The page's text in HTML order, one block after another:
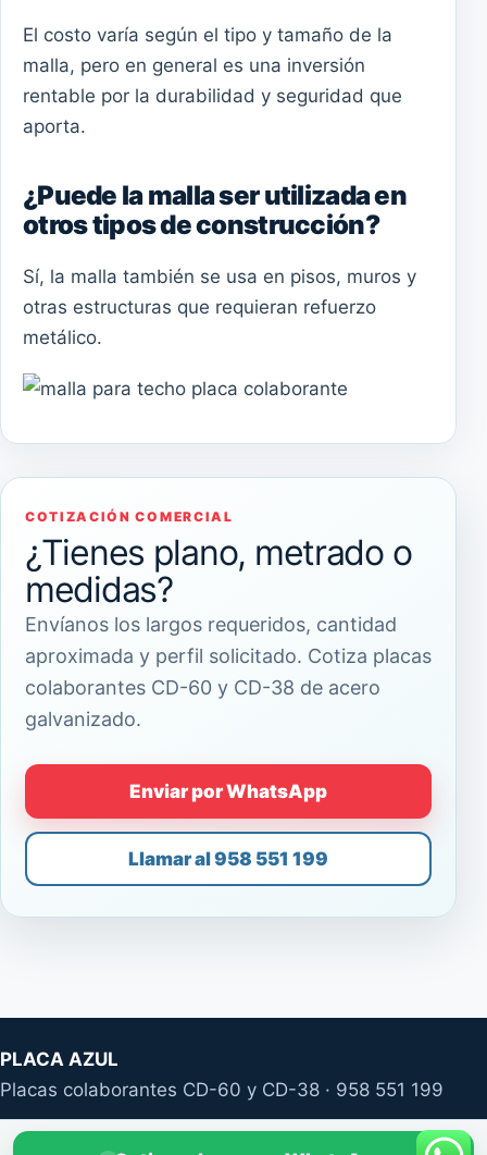
El costo varía según el tipo y tamaño de la
malla, pero en general es una inversión
rentable por la durabilidad y seguridad que
aporta.
¿Puede la malla ser utilizada en
otros tipos de construcción?
Sí, la malla también se usa en pisos, muros y
otras estructuras que requieran refuerzo
metálico.
COTIZACIÓN COMERCIAL
¿Tienes plano, metrado o
medidas?
Envíanos los largos requeridos, cantidad
aproximada y perfil solicitado. Cotiza placas
colaborantes CD-60 y CD-38 de acero
galvanizado.
Enviar por WhatsApp
Llamar al 958 551 199
PLACA AZUL
Placas colaborantes CD-60 y CD-38 · 958 551 199